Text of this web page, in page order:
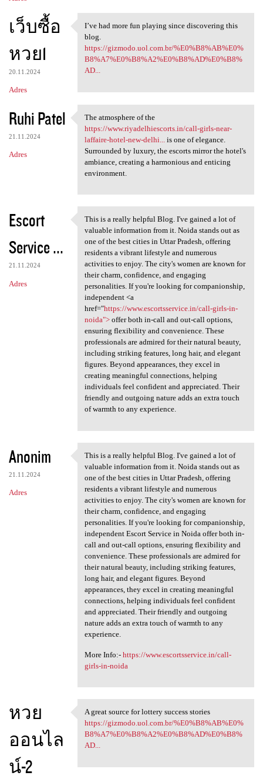
เว็บซื้อ
หวย1
20.11.2024
Adres
I’ve had more fun playing
I’ve had more fun playing since discovering this
blog.
https://gizmodo.uol.com.br/%E0%B8%AB%E0%
B8%A7%E0%B8%A2%E0%B8%AD%E0%B8%
AD...
Ruhi Patel
21.11.2024
Adres
The atmosphere of the https:
The atmosphere of the
https://www.riyadelhiescorts.in/call-girls-near-
laffaire-hotel-new-delhi...
is one of elegance.
Surrounded by luxury, the escorts mirror the hotel's
ambiance, creating a harmonious and enticing
environment.
Escort
Service ...
21.11.2024
Adres
This is a really helpful Blog
This is a really helpful Blog. I've gained a lot of
valuable information from it. Noida stands out as
one of the best cities in Uttar Pradesh, offering
residents a vibrant lifestyle and numerous
activities to enjoy. The city's women are known for
their charm, confidence, and engaging
personalities. If you're looking for companionship,
independent <a
href="https://www.escortsservice.in/call-girls-in-
noida">offer both in-call and out-call options,
ensuring flexibility and convenience. These
professionals are admired for their natural beauty,
including striking features, long hair, and elegant
figures. Beyond appearances, they excel in
creating meaningful connections, helping
individuals feel confident and appreciated. Their
friendly and outgoing nature adds an extra touch
of warmth to any experience.
Anonim
21.11.2024
Adres
This is a really helpful Blog
This is a really helpful Blog. I've gained a lot of
valuable information from it. Noida stands out as
one of the best cities in Uttar Pradesh, offering
residents a vibrant lifestyle and numerous
activities to enjoy. The city's women are known for
their charm, confidence, and engaging
personalities. If you're looking for companionship,
independent Escort Service in Noida offer both in-
call and out-call options, ensuring flexibility and
convenience. These professionals are admired for
their natural beauty, including striking features,
long hair, and elegant figures. Beyond
appearances, they excel in creating meaningful
connections, helping individuals feel confident
and appreciated. Their friendly and outgoing
nature adds an extra touch of warmth to any
experience.
More Info:- https://www.escortsservice.in/call-
girls-in-noida
หวย
ออนไล
น์-2
A great source for lottery
A great source for lottery success stories
https://gizmodo.uol.com.br/%E0%B8%AB%E0%
B8%A7%E0%B8%A2%E0%B8%AD%E0%B8%
AD...